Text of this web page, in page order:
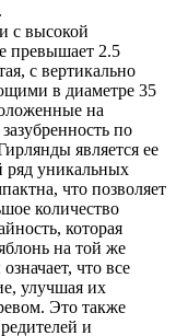
с высокой
превышает 2.5
с вертикально
в диаметре 35
на
по
является ее
ряд уникальных
что позволяет
количество
которая
на той же
что все
улучшая их
Это также
и